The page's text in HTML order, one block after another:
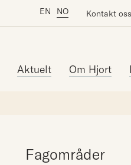
EN NO Kontakt oss
Aktuelt Om Hjort
Fagområder